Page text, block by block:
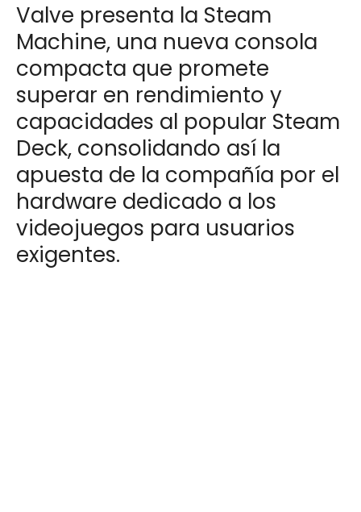
Valve presenta la Steam
Machine, una nueva consola
compacta que promete
superar en rendimiento y
capacidades al popular Steam
Deck, consolidando así la
apuesta de la compañía por el
hardware dedicado a los
videojuegos para usuarios
exigentes.